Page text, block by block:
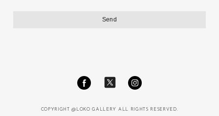
COPYRIGHT @LOKO GALLERY ALL RIGHTS RESERVED.